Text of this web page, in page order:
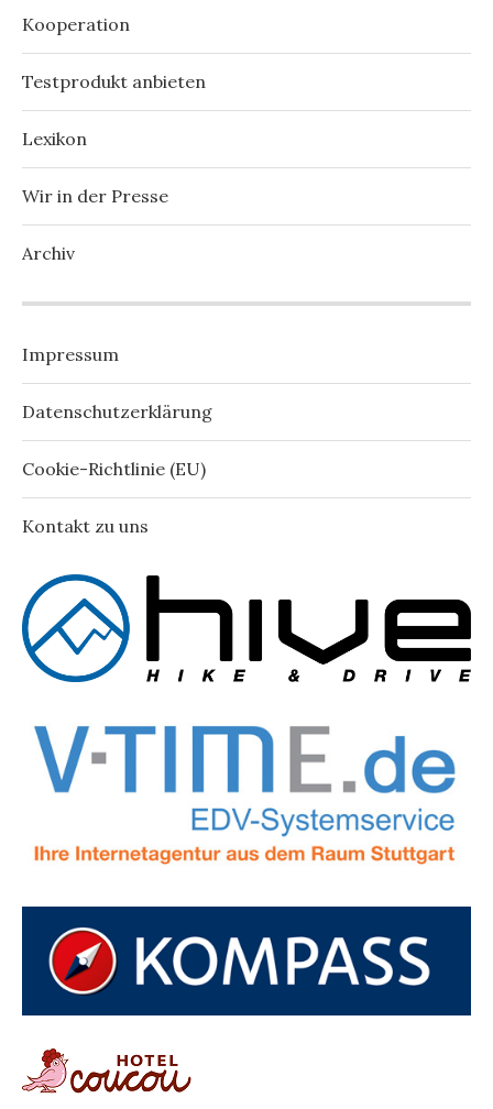
Kooperation
Testprodukt anbieten
Lexikon
Wir in der Presse
Archiv
Impressum
Datenschutzerklärung
Cookie-Richtlinie (EU)
Kontakt zu uns